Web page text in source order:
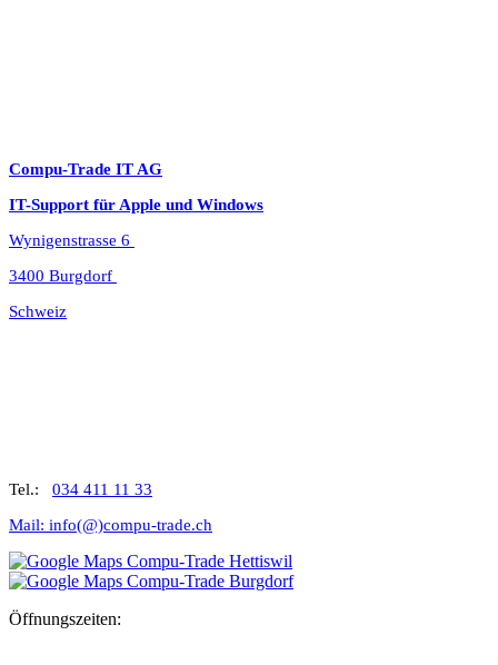
Pages, Numbers, Keynote
macOS
Compu-Trade IT AG
IT-Support für Apple und Windows
Wynigenstrasse 6
3400 Burgdorf
Schweiz
Tel.: 034 411 11 33
Mail: info(@)compu-trade.ch
Öffnungszeiten: